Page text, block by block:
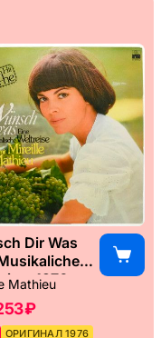
Dir Was
1976
Mathieu
₽
ОРИГИНАЛ 1976